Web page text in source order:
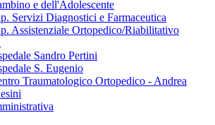
e dell'Adolescente
Servizi Diagnostici e Farmaceutica
Assistenziale Ortopedico/Riabilitativo
Sandro Pertini
S. Eugenio
Traumatologico Ortopedico - Andrea